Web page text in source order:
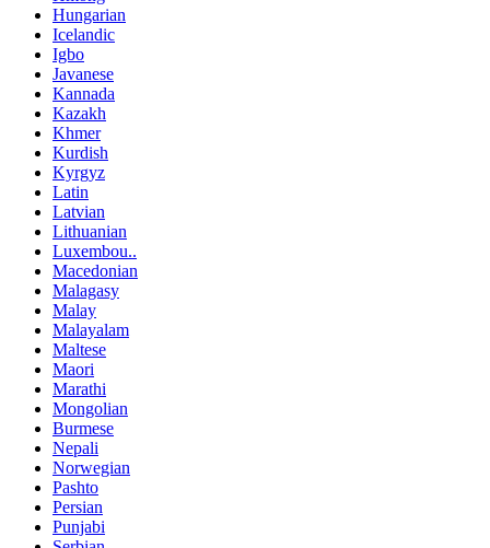
Hungarian
Icelandic
Igbo
Javanese
Kannada
Kazakh
Khmer
Kurdish
Kyrgyz
Latin
Latvian
Lithuanian
Luxembou..
Macedonian
Malagasy
Malay
Malayalam
Maltese
Maori
Marathi
Mongolian
Burmese
Nepali
Norwegian
Pashto
Persian
Punjabi